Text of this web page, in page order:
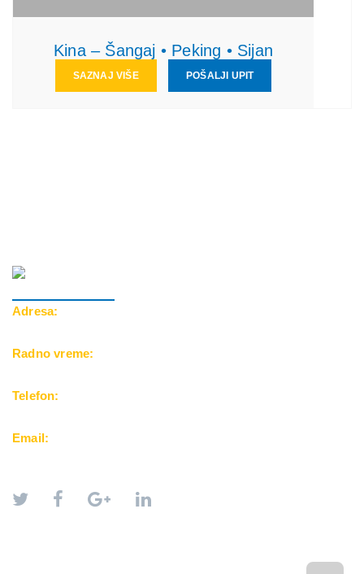
Kina – Šangaj • Peking • Sijan
SAZNAJ VIŠE POŠALJI UPIT
Adresa:
Radno vreme:
Telefon:
Email: